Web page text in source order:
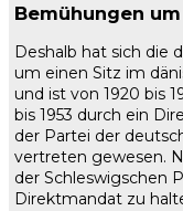
Bemühungen
Deshalb hat sich die
um einen Sitz im
und ist von 1920 bis
bis 1953 durch ein
der Partei der
vertreten gewesen.
der Schleswigschen
Direktmandat zu